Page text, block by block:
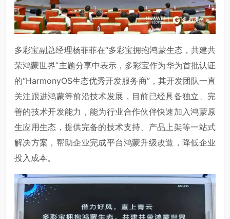
多彩宝副总经理杨菲菲在“多彩宝拥抱鸿蒙生态，共建共
荣鸿蒙世界”主题分享中表示，多彩宝作为华为首批认证
的“HarmonyOS生态优秀开发服务商”，其开发团队一直
关注跟进鸿蒙等前沿技术发展，目前已经具备独立、完
善的技术开发能力，能为行业合作伙伴快速加入鸿蒙原
生应用生态，提供完备的技术支持、产品上架等一站式
解决方案，帮助企业完成平台鸿蒙升级改造，降低企业
投入成本。